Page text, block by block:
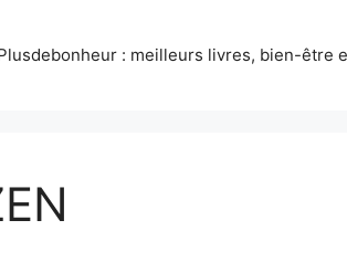
: meilleurs livres, bien-être